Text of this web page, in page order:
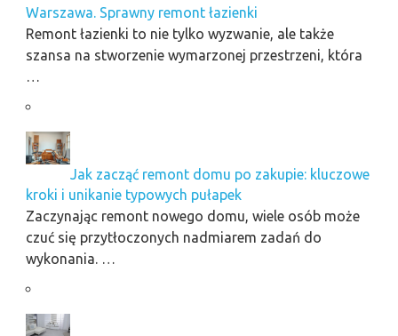
Warszawa. Sprawny remont łazienki
Remont łazienki to nie tylko wyzwanie, ale także
szansa na stworzenie wymarzonej przestrzeni, która
…
Jak zacząć remont domu po zakupie: kluczowe
kroki i unikanie typowych pułapek
Zaczynając remont nowego domu, wiele osób może
czuć się przytłoczonych nadmiarem zadań do
wykonania. …